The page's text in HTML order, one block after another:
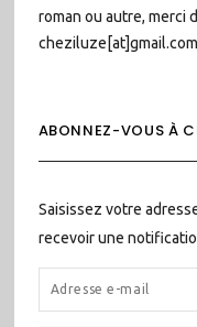
roman ou autre, merci
ABONNEZ-VOUS À
Saisissez votre
recevoir une
ADRESSE
E-